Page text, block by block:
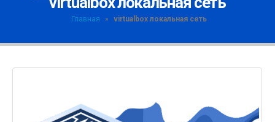
Главная » virtualbox локальная сеть